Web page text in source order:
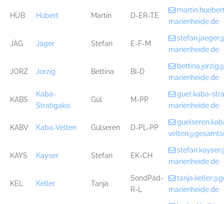
HÜB Hübert Martin D-ER-TE
marienheide.de
JÄG Jäger Stefan E-F-M
marienheide.de
JORZ Jorzig Bettina BI-D
marienheide.de
KABS
Kaba-
Stratigakis
Gül M-PP
guel.kaba-
marienheide.de
KABV Kaba-Velten Gülseren D-PL-PP
KAYS Kayser Stefan EK-CH
marienheide.de
KEL Keller Tanja
SondPäd-
R-L
marienheide.de